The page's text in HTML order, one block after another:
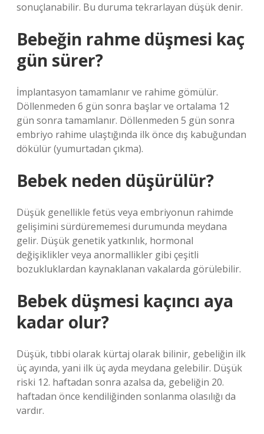
sonuçlanabilir. Bu duruma tekrarlayan düşük denir.
Bebeğin rahme düşmesi kaç
gün sürer?
İmplantasyon tamamlanır ve rahime gömülür.
Döllenmeden 6 gün sonra başlar ve ortalama 12
gün sonra tamamlanır. Döllenmeden 5 gün sonra
embriyo rahime ulaştığında ilk önce dış kabuğundan
dökülür (yumurtadan çıkma).
Bebek neden düşürülür?
Düşük genellikle fetüs veya embriyonun rahimde
gelişimini sürdürememesi durumunda meydana
gelir. Düşük genetik yatkınlık, hormonal
değişiklikler veya anormallikler gibi çeşitli
bozukluklardan kaynaklanan vakalarda görülebilir.
Bebek düşmesi kaçıncı aya
kadar olur?
Düşük, tıbbi olarak kürtaj olarak bilinir, gebeliğin ilk
üç ayında, yani ilk üç ayda meydana gelebilir. Düşük
riski 12. haftadan sonra azalsa da, gebeliğin 20.
haftadan önce kendiliğinden sonlanma olasılığı da
vardır.